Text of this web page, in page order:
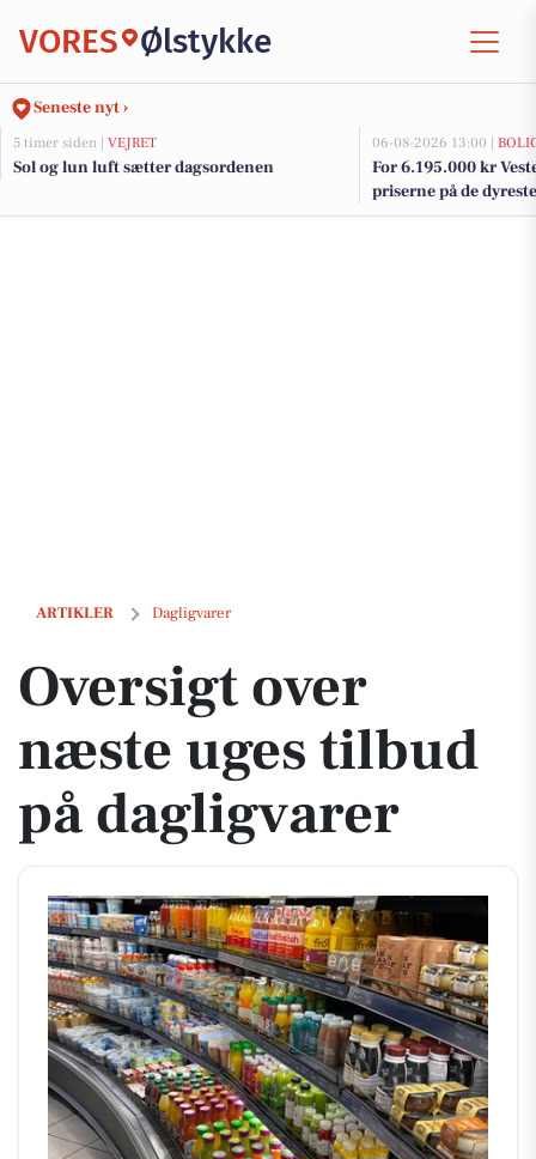
VORES Ølstykke
Seneste nyt ›
5 timer siden | VEJRET
Sol og lun luft sætter dagsordenen
06-08-2026 13:00 |
For 6.195.000 kr
priserne på de
Ølstykke
ARTIKLER Dagligvarer
Oversigt over næste uges tilbud på dagligvarer
Oversigt over
næste uges tilbud
på dagligvarer